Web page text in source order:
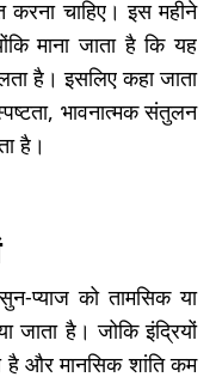
चाहिए। इस महीने
माना जाता है कि यह
है। इसलिए कहा जाता
भावनात्मक संतुलन
है।
प्याज को तामसिक या
जाता है। जोकि इंद्रियों
है और मानसिक शांति कम